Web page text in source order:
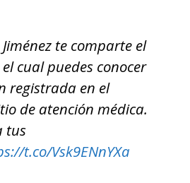
te comparte el
cual puedes conocer
registrada en el
de atención médica.
tus
t.co/Vsk9ENnYXa